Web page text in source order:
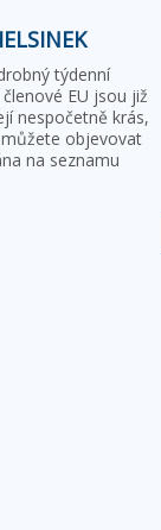
týdenní
EU jsou již
nespočetně krás,
objevovat
na seznamu